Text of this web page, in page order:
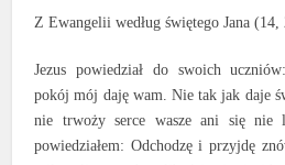
Z Ewangelii według świętego Jana (14,
Jezus powiedział do swoich
pokój mój daję wam. Nie tak jak daje
nie trwoży serce wasze ani się nie
powiedziałem: Odchodzę i przyjdę